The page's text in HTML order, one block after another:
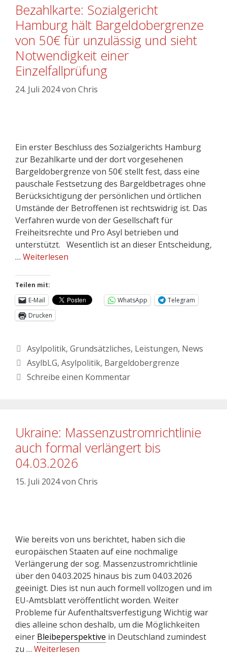
Bezahlkarte: Sozialgericht
Hamburg hält Bargeldobergrenze
von 50€ für unzulässig und sieht
Notwendigkeit einer
Einzelfallprüfung
24. Juli 2024von Chris
Ein erster Beschluss des Sozialgerichts Hamburg
zur Bezahlkarte und der dort vorgesehenen
Bargeldobergrenze von 50€ stellt fest, dass eine
pauschale Festsetzung des Bargeldbetrages ohne
Berücksichtigung der persönlichen und örtlichen
Umstände der Betroffenen ist rechtswidrig ist. Das
Verfahren wurde von der Gesellschaft für
Freiheitsrechte und Pro Asyl betrieben und
unterstützt. Wesentlich ist an dieser Entscheidung,
… Weiterlesen
Teilen mit:
E-Mail
WhatsApp
Telegram
Drucken
Asylpolitik, Grundsätzliches, Leistungen, News
AsylbLG, Asylpolitik, Bargeldobergrenze
Schreibe einen Kommentar
Ukraine: Massenzustromrichtlinie
auch formal verlängert bis
04.03.2026
15. Juli 2024von Chris
Wie bereits von uns berichtet, haben sich die
europäischen Staaten auf eine nochmalige
Verlängerung der sog. Massenzustromrichtlinie
über den 04.03.2025 hinaus bis zum 04.03.2026
geeinigt. Dies ist nun auch formell vollzogen und im
EU-Amtsblatt veröffentlicht worden. Weiter
Probleme für Aufenthaltsverfestigung Wichtig war
dies alleine schon deshalb, um die Möglichkeiten
einer Bleibeperspektive in Deutschland zumindest
zu … Weiterlesen